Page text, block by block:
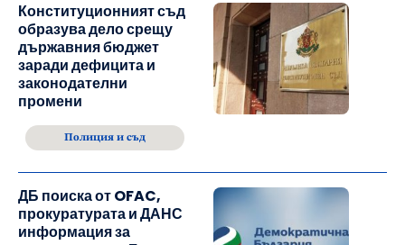
Конституционният съд
образува дело срещу
държавния бюджет
заради дефицита и
законодателни
промени
Полиция и съд
ДБ поиска от OFAC,
прокуратурата и ДАНС
информация за